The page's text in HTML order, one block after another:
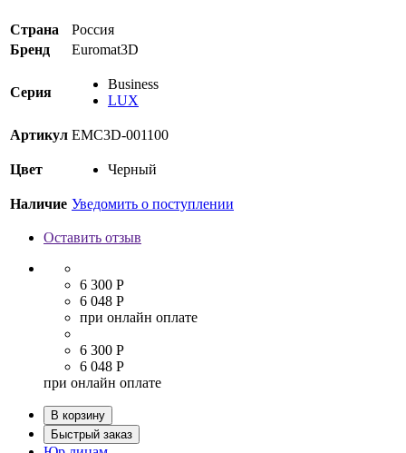
Страна
Россия
Бренд
Euromat3D
Серия
Business
LUX
Артикул EMC3D-001100
Цвет Черный
Наличие Уведомить о поступлении
Оставить отзыв
6 300 Р
6 048 Р
при онлайн оплате
6 300 Р
6 048 Р
при онлайн оплате
В корзину
Быстрый заказ